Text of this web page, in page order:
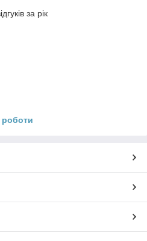
за рік
роботи